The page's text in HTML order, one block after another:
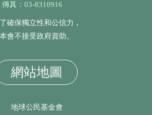
真：03-8310916
確保獨立性和公信力，
本會不接受政府資助。
網站地圖
地球公民基金會